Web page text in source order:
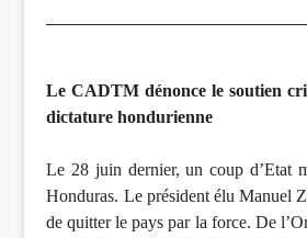
Le CADTM dénonce le soutien
dictature hondurienne
Le 28 juin dernier, un coup d’Etat
Honduras. Le président élu Manuel
de quitter le pays par la force. De